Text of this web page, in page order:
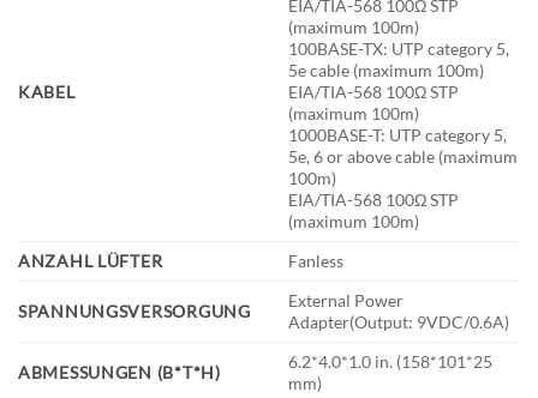
KABEL
EIA/TIA-568 100Ω STP
(maximum 100m)
100BASE-TX: UTP category 5,
5e cable (maximum 100m)
EIA/TIA-568 100Ω STP
(maximum 100m)
1000BASE-T: UTP category 5,
5e, 6 or above cable (maximum
100m)
EIA/TIA-568 100Ω STP
(maximum 100m)
ANZAHL LÜFTER
Fanless
SPANNUNGSVERSORGUNG
External Power
Adapter(Output: 9VDC/0.6A)
ABMESSUNGEN (B*T*H)
6.2*4.0*1.0 in. (158*101*25
mm)